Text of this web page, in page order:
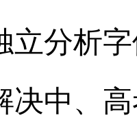
立分析
决中、